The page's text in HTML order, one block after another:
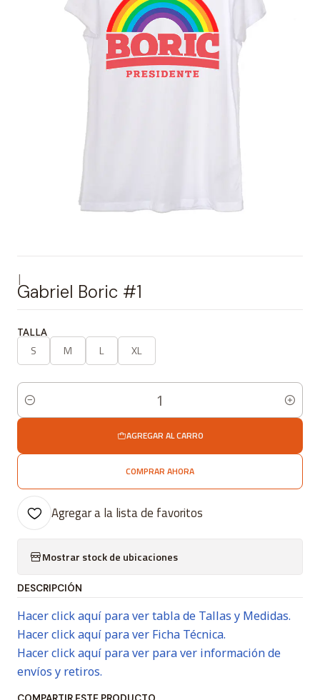
|
Gabriel Boric #1
TALLA
S M L XL
Cantidad
AGREGAR AL CARRO
COMPRAR AHORA
Agregar a la lista de favoritos
Mostrar stock de ubicaciones
DESCRIPCIÓN
Hacer click aquí para ver tabla de Tallas y Medidas.
Hacer click aquí para ver Ficha Técnica.
Hacer click aquí para ver para ver información de
envíos y retiros.